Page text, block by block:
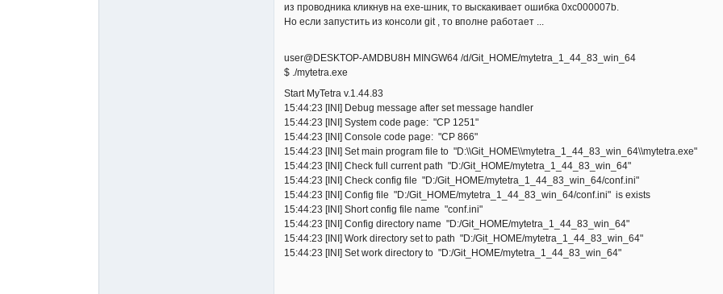
из проводника кликнув на exe-шник, то выскакивает ошибка 0xc000007b.
Но если запустить из консоли git , то вполне работает ...
user@DESKTOP-AMDBU8H MINGW64 /d/Git_HOME/mytetra_1_44_83_win_64
$ ./mytetra.exe
Start MyTetra v.1.44.83
15:44:23 [INI] Debug message after set message handler
15:44:23 [INI] System code page: "CP 1251"
15:44:23 [INI] Console code page: "CP 866"
15:44:23 [INI] Set main program file to "D:\\Git_HOME\\mytetra_1_44_83_win_64\\mytetra.exe"
15:44:23 [INI] Check full current path "D:/Git_HOME/mytetra_1_44_83_win_64"
15:44:23 [INI] Check config file "D:/Git_HOME/mytetra_1_44_83_win_64/conf.ini"
15:44:23 [INI] Config file "D:/Git_HOME/mytetra_1_44_83_win_64/conf.ini" is exists
15:44:23 [INI] Short config file name "conf.ini"
15:44:23 [INI] Config directory name "D:/Git_HOME/mytetra_1_44_83_win_64"
15:44:23 [INI] Work directory set to path "D:/Git_HOME/mytetra_1_44_83_win_64"
15:44:23 [INI] Set work directory to "D:/Git_HOME/mytetra_1_44_83_win_64"